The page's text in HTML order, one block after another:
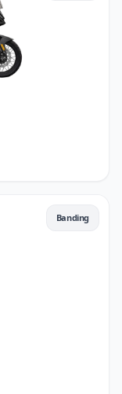
Banding